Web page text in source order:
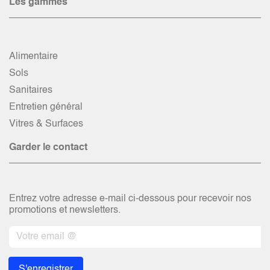
Les gammes
Alimentaire
Sols
Sanitaires
Entretien général
Vitres & Surfaces
Garder le contact
Entrez votre adresse e-mail ci-dessous pour recevoir nos
promotions et newsletters.